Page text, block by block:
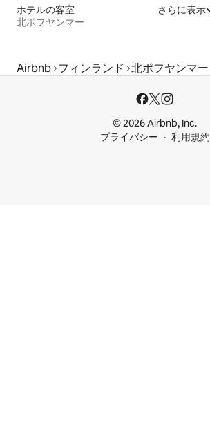
ホテルの客室
北ポフヤンマー
さらに表示
Airbnb フィンランド 北ポフヤンマー
© 2026 Airbnb, Inc.
プライバシー
利用規約